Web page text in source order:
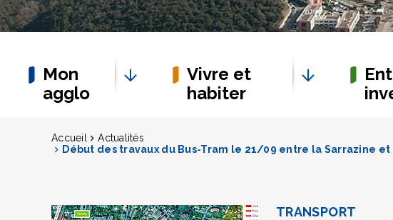
Mon
agglo
Vivre et
habiter
Accueil
Actualités
Début des travaux du Bus-Tram le 21/09 entre la Sarrazine
TRANSPORT